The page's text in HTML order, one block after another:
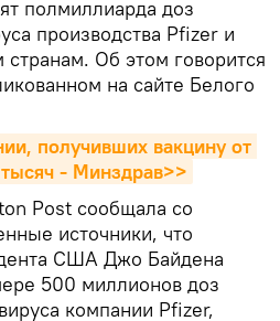
полмиллиарда доз
производства Pfizer и
Об этом говорится
на сайте Белого
получивших вакцину от
- Минздрав>>
Post сообщала со
источники, что
США Джо Байдена
500 миллионов доз
компании Pfizer,